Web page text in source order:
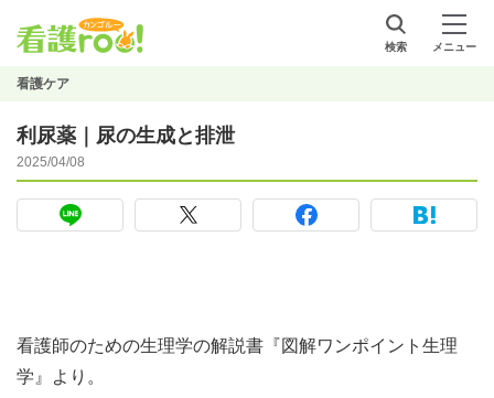
検索 メニュー
看護ケア
利尿薬｜尿の生成と排泄
2025/04/08
看護師のための生理学の解説書『図解ワンポイント生理
学』より。